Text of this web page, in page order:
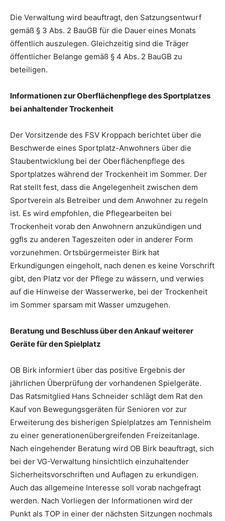
Die Verwaltung wird beauftragt, den Satzungsentwurf
gemäß § 3 Abs. 2 BauGB für die Dauer eines Monats
öffentlich auszulegen. Gleichzeitig sind die Träger
öffentlicher Belange gemäß § 4 Abs. 2 BauGB zu
beteiligen.
Informationen zur Oberflächenpflege des Sportplatzes
bei anhaltender Trockenheit
Der Vorsitzende des FSV Kroppach berichtet über die
Beschwerde eines Sportplatz-Anwohners über die
Staubentwicklung bei der Oberflächenpflege des
Sportplatzes während der Trockenheit im Sommer. Der
Rat stellt fest, dass die Angelegenheit zwischen dem
Sportverein als Betreiber und dem Anwohner zu regeln
ist. Es wird empfohlen, die Pflegearbeiten bei
Trockenheit vorab den Anwohnern anzukündigen und
ggfls zu anderen Tageszeiten oder in anderer Form
vorzunehmen. Ortsbürgermeister Birk hat
Erkundigungen eingeholt, nach denen es keine Vorschrift
gibt, den Platz vor der Pflege zu wässern, und verwies
auf die Hinweise der Wasserwerke, bei der Trockenheit
im Sommer sparsam mit Wasser umzugehen.
Beratung und Beschluss über den Ankauf weiterer
Geräte für den Spielplatz
OB Birk informiert über das positive Ergebnis der
jährlichen Überprüfung der vorhandenen Spielgeräte.
Das Ratsmitglied Hans Schneider schlägt dem Rat den
Kauf von Bewegungsgeräten für Senioren vor zur
Erweiterung des bisherigen Spielplatzes am Tennisheim
zu einer generationenübergreifenden Freizeitanlage.
Nach eingehender Beratung wird OB Birk beauftragt, sich
bei der VG-Verwaltung hinsichtlich einzuhaltender
Sicherheitsvorschriften und Auflagen zu erkundigen.
Auch das allgemeine Interesse soll vorab nachgefragt
werden. Nach Vorliegen der Informationen wird der
Punkt als TOP in einer der nächsten Sitzungen nochmals